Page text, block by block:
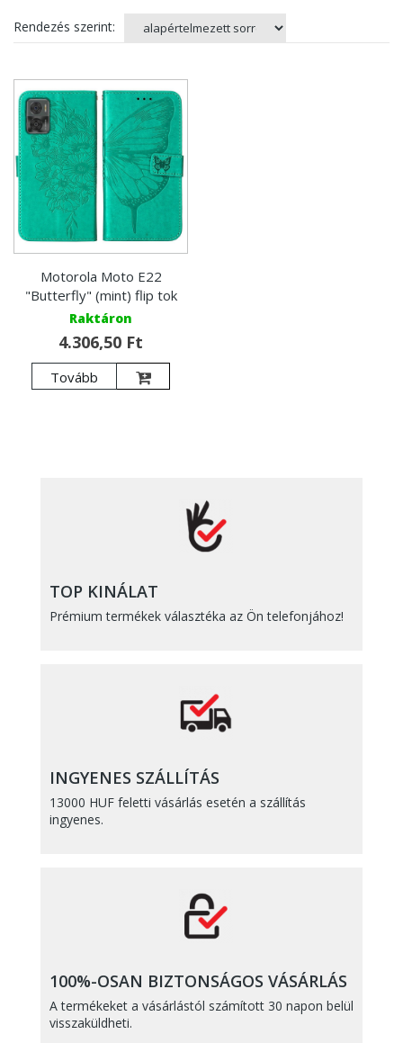
Rendezés szerint:
Motorola Moto E22
"Butterfly" (mint) flip tok
Raktáron
4.306,50 Ft
Tovább
TOP KINÁLAT
Prémium termékek választéka az Ön telefonjához!
INGYENES SZÁLLÍTÁS
13000 HUF feletti vásárlás esetén a szállítás
ingyenes.
100%-OSAN BIZTONSÁGOS VÁSÁRLÁS
A termékeket a vásárlástól számított 30 napon belül
visszaküldheti.